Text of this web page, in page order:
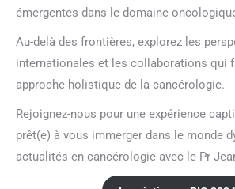
émergentes dans le domaine
Au-delà des frontières, explorez les
internationales et les collaborations qui
approche holistique de la cancérologie.
Rejoignez-nous pour une expérience
prêt(e) à vous immerger dans le monde
actualités en cancérologie avec le Pr